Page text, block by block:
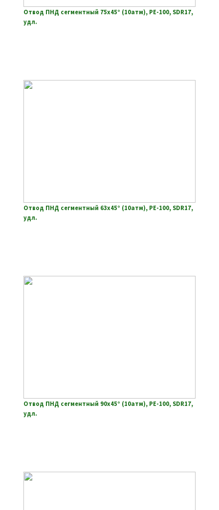
Отвод ПНД сегментный 75х45° (10атм), РЕ-100, SDR17,
удл.
Отвод ПНД сегментный 63х45° (10атм), РЕ-100, SDR17,
удл.
Отвод ПНД сегментный 90х45° (10атм), РЕ-100, SDR17,
удл.